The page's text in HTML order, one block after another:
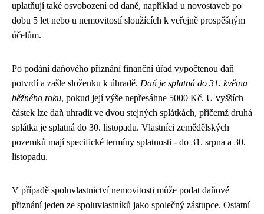
uplatňují také osvobození od daně, například u novostaveb po
dobu 5 let nebo u nemovitostí sloužících k veřejně prospěšným
účelům.
Po podání daňového přiznání finanční úřad vypočtenou daň
potvrdí a zašle složenku k úhradě. Daň je splatná do 31. května
běžného roku, pokud její výše nepřesáhne 5000 Kč. U vyšších
částek lze daň uhradit ve dvou stejných splátkách, přičemž druhá
splátka je splatná do 30. listopadu. Vlastníci zemědělských
pozemků mají specifické termíny splatnosti - do 31. srpna a 30.
listopadu.
V případě spoluvlastnictví nemovitosti může podat daňové
přiznání jeden ze spoluvlastníků jako společný zástupce. Ostatní